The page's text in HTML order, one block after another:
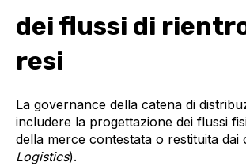
dei flussi di
resi
La governance della catena di
includere la progettazione dei flussi
della merce contestata o restituita dai
Logistics).